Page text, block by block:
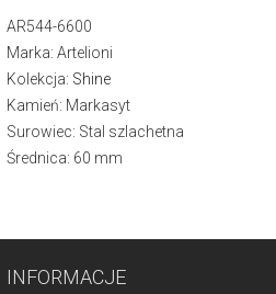
AR544-6600
Marka: Artelioni
Kolekcja: Shine
Kamień: Markasyt
Surowiec: Stal szlachetna
Średnica: 60 mm
INFORMACJE